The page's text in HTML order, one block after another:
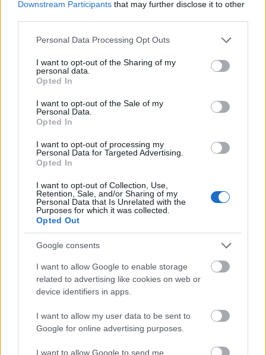
Downstream Participants that may further disclose it to other
Please note that this website/app uses one or more Google
not limited to your visit or usage behaviour. You may click to
grant or deny consent to Google and its third-party tags to
use your data for below specified purposes in below Google
consent section.
Personal Data Processing Opt Outs
I want to opt-out of the Sharing of my
personal data.
Opted In
I want to opt-out of the Sale of my
Personal Data.
Opted In
I want to opt-out of processing my
Personal Data for Targeted Advertising.
Opted In
I want to opt-out of Collection, Use,
Retention, Sale, and/or Sharing of my
Personal Data that Is Unrelated with the
Purposes for which it was collected.
Opted Out
Google consents
I want to allow Google to enable storage
related to advertising like cookies on web or
device identifiers in apps.
I want to allow my user data to be sent to
Google for online advertising purposes.
I want to allow Google to send me
ACausewaykapcsán a Lawrence azt is elárulta,
hogy végre úgy érzi, visszakapta az identitását:
amit csinálok”. A film rendkívül közel áll a
színésznőhöz: egyrészt azt az érzést kelti, mintha
készítésében életében először producerként is részt
vett az Excellent Cadaver nevű, saját produkciós
cégén keresztül.
Jennifer Lawrence azt is elmagyarázta, hogy a cég
maffiakifejezésre, ami egy jelentős híresség
kiiktatását jelenti: „Egyszerűen így volt értelme: azt
hiszem volt egy részem, amely ki akarta végezni azt a
részemet.”
Képbe hozunk a sztárvilág
híreivel:
Az Instagram és a Twitter is fellépett Kanye West
antiszemitizmusa ellen
Hosszas nézegetés után sem ismertünk rá Adam
Driverre az új filmjében